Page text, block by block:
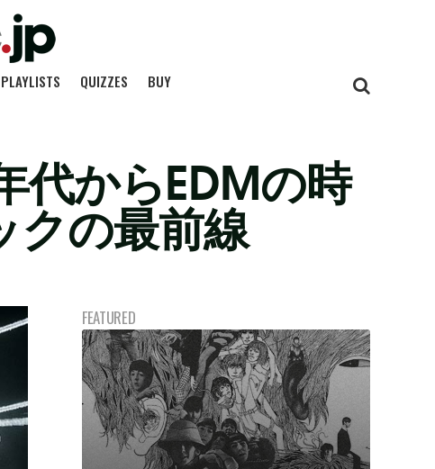
PLAYLISTS QUIZZES BUY
代からEDMの時
クの最前線
FEATURED